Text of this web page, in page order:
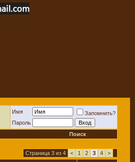
Имя
Запомнить?
Пароль
Поиск
Страница 3 из 4 < 1 2 3 4 >